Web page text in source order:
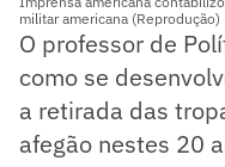
militar americana (Reprodução)
O professor de
como se
a retirada das
afegão nestes 20